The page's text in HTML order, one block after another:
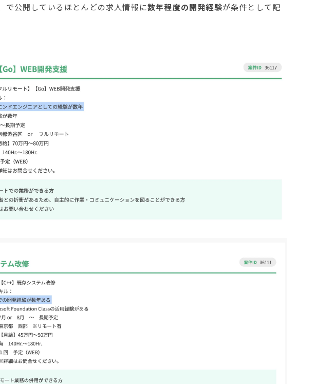
公開しているほとんどの求人情報に数年程度の開発経験が条件として記